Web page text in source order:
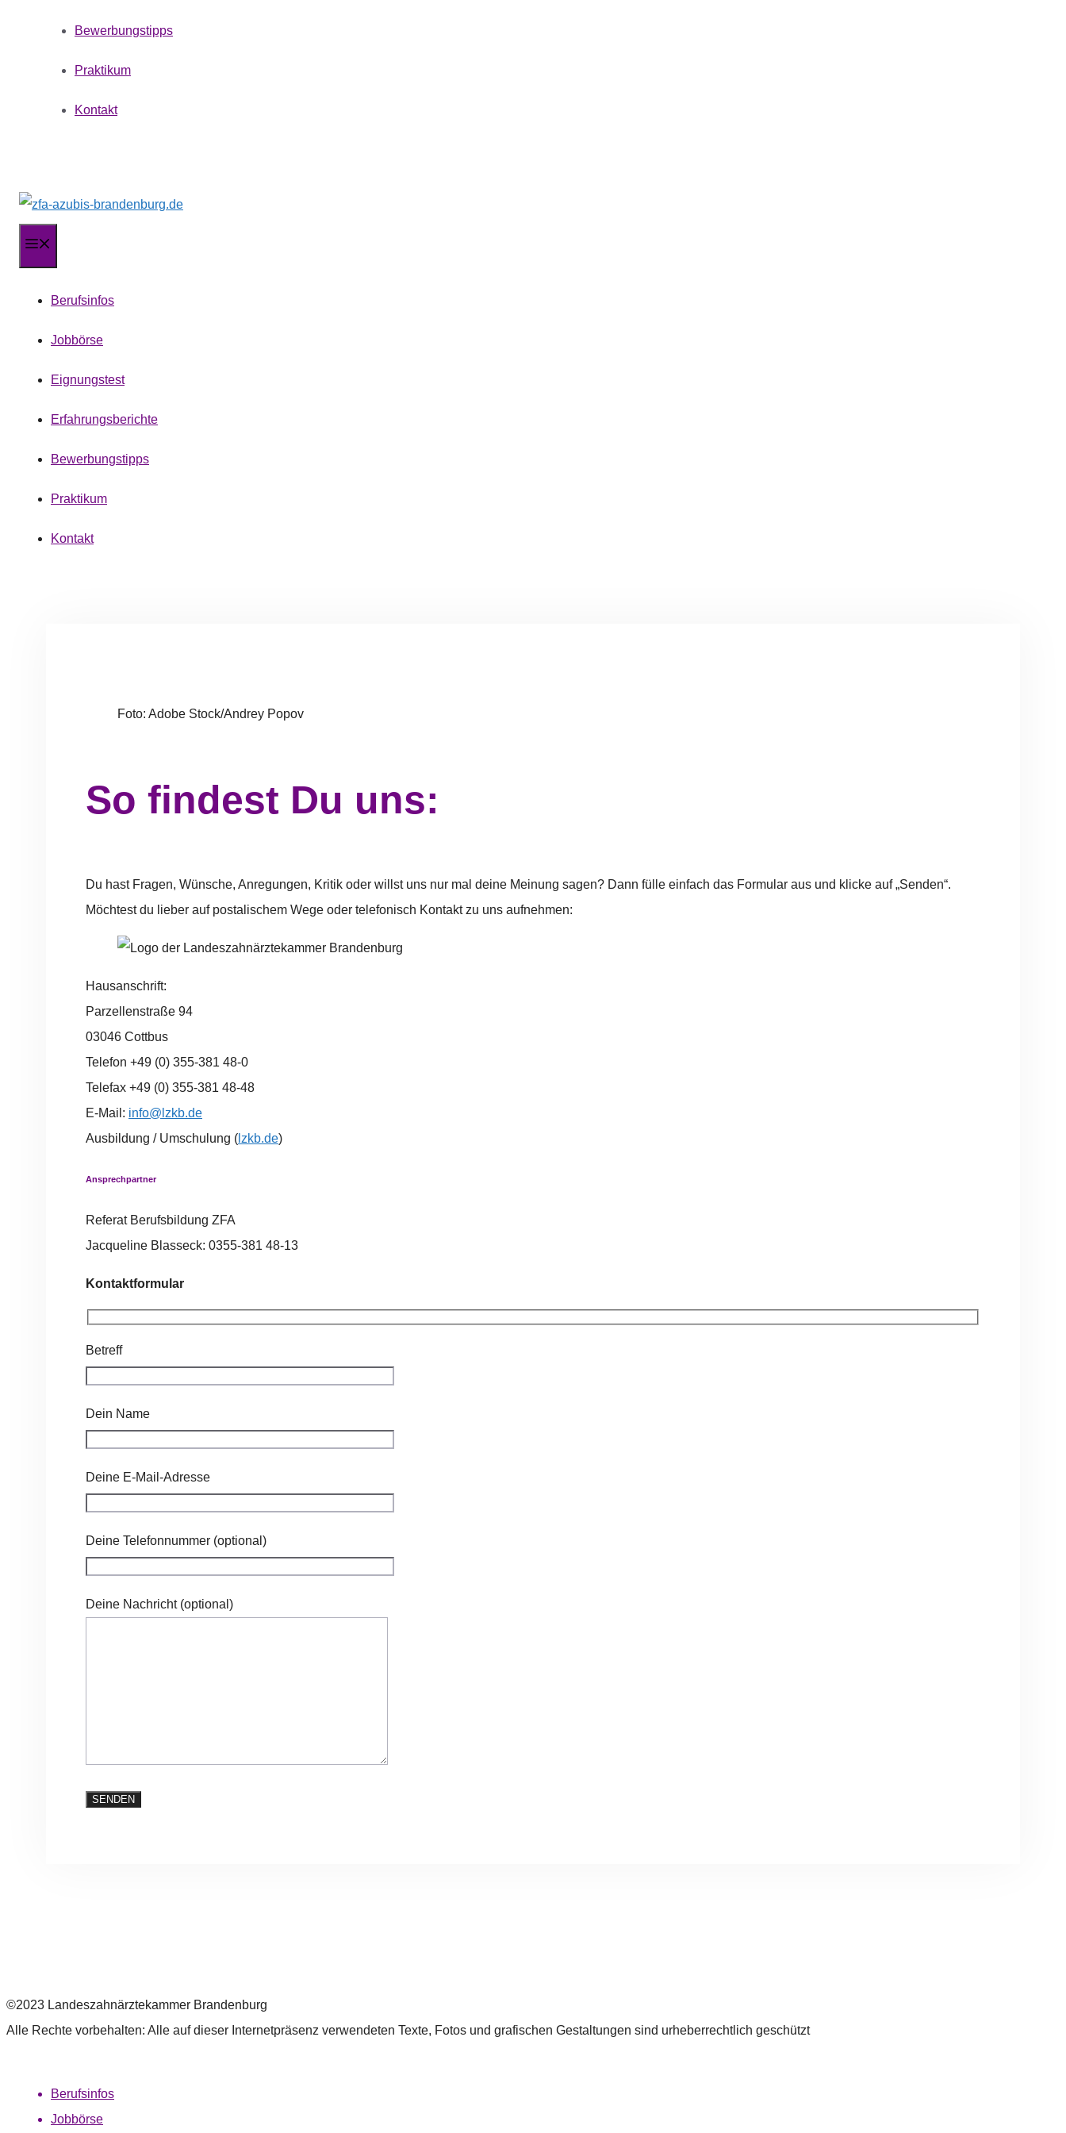
Bewerbungstipps
Praktikum
Kontakt
Berufsinfos
Jobbörse
Eignungstest
Erfahrungsberichte
Bewerbungstipps
Praktikum
Kontakt
Foto: Adobe Stock/Andrey Popov
So findest Du uns:
Du hast Fragen, Wünsche, Anregungen, Kritik oder willst uns nur mal deine Meinung sagen? Dann fülle einfach das Formular aus und klicke auf „Senden“.
Möchtest du lieber auf postalischem Wege oder telefonisch Kontakt zu uns aufnehmen:
Hausanschrift:
Parzellenstraße 94
03046 Cottbus
Telefon +49 (0) 355-381 48-0
Telefax +49 (0) 355-381 48-48
E-Mail: info@lzkb.de
Ausbildung / Umschulung ( lzkb.de)
Ansprechpartner
Referat Berufsbildung ZFA
Jacqueline Blasseck: 0355-381 48-13
Kontaktformular
Betreff
Dein Name
Deine E-Mail-Adresse
Deine Telefonnummer (optional)
Deine Nachricht (optional)
©2023 Landeszahnärztekammer Brandenburg
Alle Rechte vorbehalten: Alle auf dieser Internetpräsenz verwendeten Texte, Fotos und grafischen Gestaltungen sind urheberrechtlich geschützt
Berufsinfos
Jobbörse